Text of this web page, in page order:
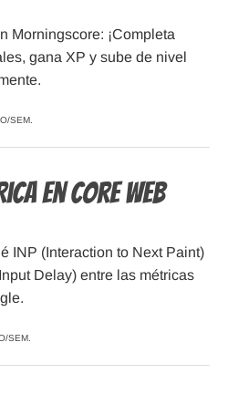
Morningscore: ¡Completa
gana XP y sube de nivel
SEM
en Core Web
INP (Interaction to Next Paint)
Delay) entre las métricas
SEM